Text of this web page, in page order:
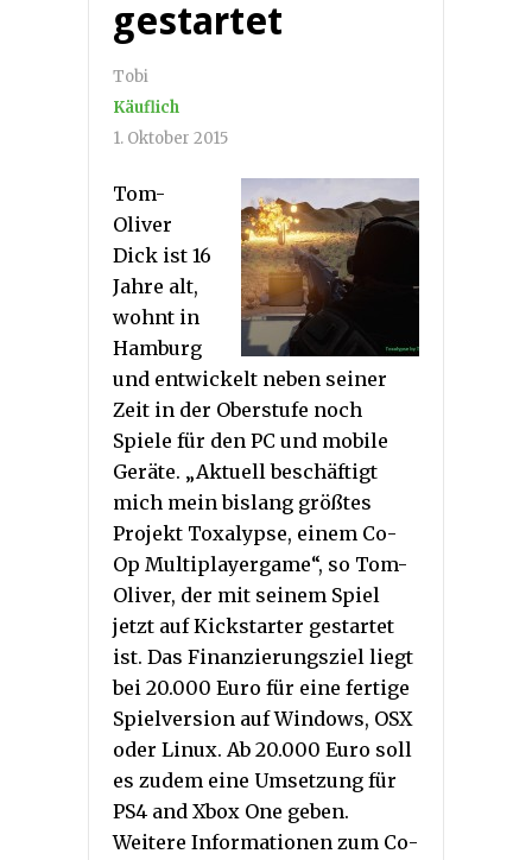
gestartet
Tobi
Käuflich
1. Oktober 2015
Tom-
Oliver
Dick ist 16
Jahre alt,
wohnt in
Hamburg
und entwickelt neben seiner
Zeit in der Oberstufe noch
Spiele für den PC und mobile
Geräte. „Aktuell beschäftigt
mich mein bislang größtes
Projekt Toxalypse, einem Co-
Op Multiplayergame“, so Tom-
Oliver, der mit seinem Spiel
jetzt auf Kickstarter gestartet
ist. Das Finanzierungsziel liegt
bei 20.000 Euro für eine fertige
Spielversion auf Windows, OSX
oder Linux. Ab 20.000 Euro soll
es zudem eine Umsetzung für
PS4 and Xbox One geben.
Weitere Informationen zum Co-